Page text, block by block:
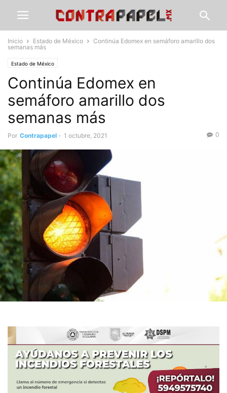
Inicio Estado de México
Continúa Edomex en semáforo amarillo dos
semanas más
Estado de México
Continúa Edomex en
semáforo amarillo dos
semanas más
Por Contrapapel - 1 octubre, 2021 0